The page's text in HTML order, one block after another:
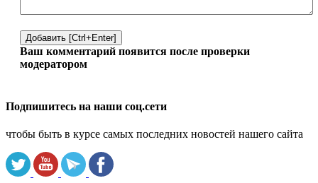
Добавить [Ctrl+Enter]
Ваш комментарий появится после проверки
модератором
Подпишитесь на наши соц.сети
чтобы быть в курсе самых последних новостей нашего сайта